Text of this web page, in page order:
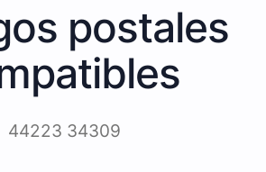
postales
44223 34309